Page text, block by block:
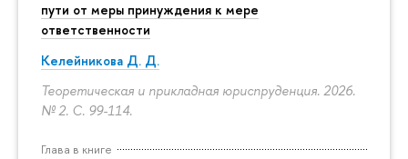
пути от меры принуждения к мере
ответственности
Келейникова Д. Д.
Теоретическая и прикладная юриспруденция. 2026.
№ 2. С. 99-114.
Глава в книге